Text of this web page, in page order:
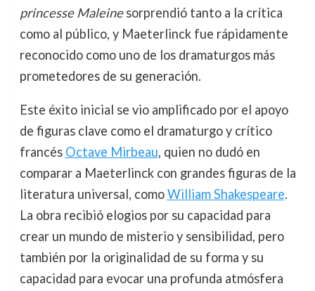
princesse Maleinesorprendió tanto a la crítica
como al público, y Maeterlinck fue rápidamente
reconocido como uno de los dramaturgos más
prometedores de su generación.
Este éxito inicial se vio amplificado por el apoyo
de figuras clave como el dramaturgo y crítico
francés Octave Mirbeau, quien no dudó en
comparar a Maeterlinck con grandes figuras de la
literatura universal, comoWilliam Shakespeare.
La obra recibió elogios por su capacidad para
crear un mundo de misterio y sensibilidad, pero
también por la originalidad de su forma y su
capacidad para evocar una profunda atmósfera